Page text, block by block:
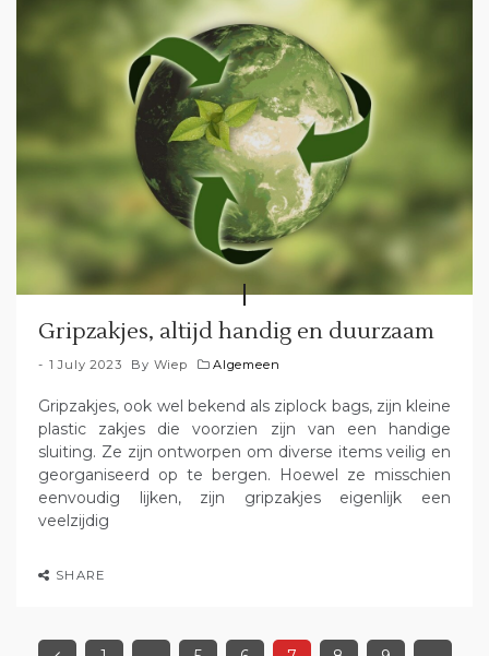
Gripzakjes, altijd handig en duurzaam
1 July 2023 By Wiep Algemeen
Gripzakjes, ook wel bekend als ziplock bags, zijn kleine
plastic zakjes die voorzien zijn van een handige
sluiting. Ze zijn ontworpen om diverse items veilig en
georganiseerd op te bergen. Hoewel ze misschien
eenvoudig lijken, zijn gripzakjes eigenlijk een
veelzijdig
SHARE